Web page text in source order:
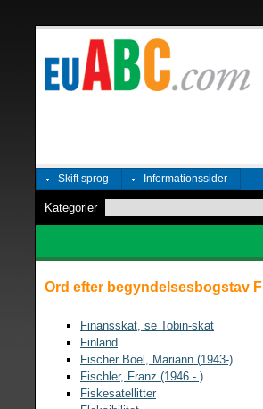
Skift sprog Informationssider
Kategorier
Ord efter begyndelsesbogstav F
Finansskat, se Tobin-skat
Finland
Fischer Boel, Mariann (1943-)
Fischler, Franz (1946 - )
Fiskesatellitter